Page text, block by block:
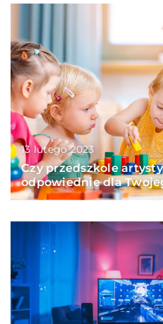
13 lutego 2023
Czy przedszkole
odpowiednie dla